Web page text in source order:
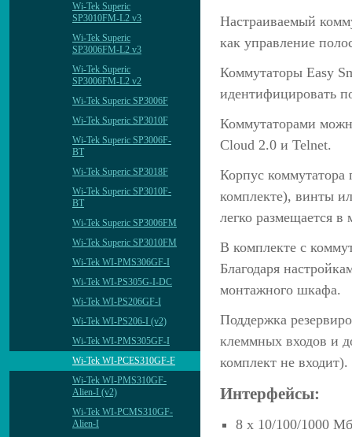
Wi-Tek Superic
SP3010FM-L2 v3
Wi-Tek Superic
SP3006FM-L2 v3
Wi-Tek Superic
SP3006FM-L2 v2
Wi-Tek Superic SP3006F
Wi-Tek Superic SP3010F
Wi-Tek Superic SP3006F-
BT
Wi-Tek Superic SP3018F
Wi-Tek Superic SP3010F-
BT
Wi-Tek Superic SP3006FM
Wi-Tek Superic SP3010FM
Wi-Tek WI-PMS306GF-I
Wi-Tek WI-PS305G-I-DC
Wi-Tek WI-PS206GF-I
Wi-Tek WI-PS206-I (v2)
Wi-Tek WI-PMS305GF-I
Wi-Tek WI-PCES310GF-F
Wi-Tek WI-PMS310GF-
Alien-I (v2)
Wi-Tek WI-PCMS310GF-
Alien-I
Настраиваемый
как управление
Коммутаторы Easy
идентифицировать
Коммутаторами
Cloud 2.0 и Telnet.
Корпус коммутатора
комплекте), винты
легко размещается
В комплекте с
Благодаря
монтажного шкафа.
Поддержка
клеммных входов и
комплект не входит).
Интерфейсы:
8 х 10/100/1000